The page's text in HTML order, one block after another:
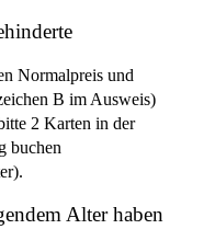
Normalpreis und
B im Ausweis)
2 Karten in der
buchen
Alter haben